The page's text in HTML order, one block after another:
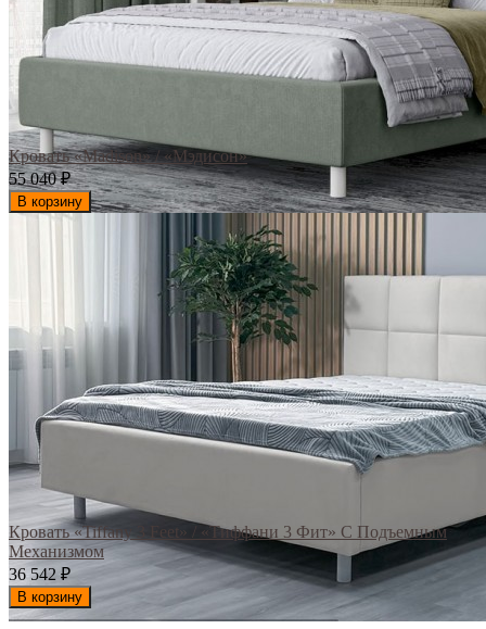
Кровать «Madison» / «Мэдисон»
55 040₽
В корзину
Кровать «Tiffany 3 Feet» / «Тиффани 3 Фит» С Подъемным
Механизмом
36 542 ₽
В корзину